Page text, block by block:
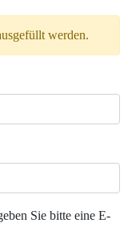
werden.
Sie bitte eine E-